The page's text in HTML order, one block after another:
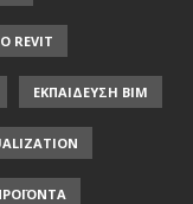
REVIT
ΕΚΠΑΙΔΕΥΣΗ ΒΙΜ